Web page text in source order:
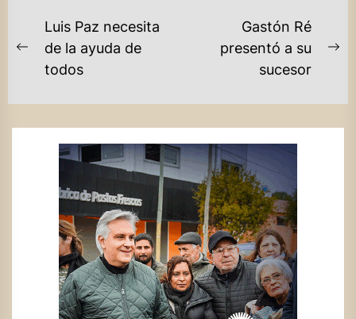
NAVEGACIÓN
DE
ENTRADAS
Previous
post:
Luis Paz necesita
de la ayuda de
todos
Gastón Ré
presentó a su
sucesor